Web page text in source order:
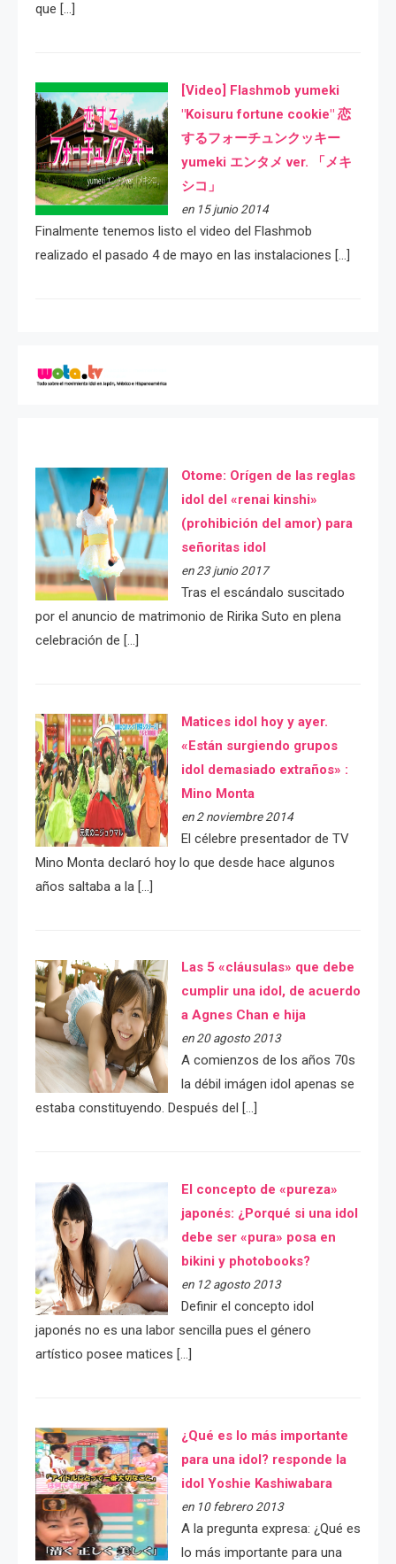
que […]
[Video] Flashmob yumeki
"Koisuru fortune cookie" 恋
するフォーチュンクッキー
yumeki エンタメ ver. 「メキ
シコ」
en 15 junio 2014
Finalmente tenemos listo el video del Flashmob
realizado el pasado 4 de mayo en las instalaciones […]
Otome: Orígen de las reglas
idol del «renai kinshi»
(prohibición del amor) para
señoritas idol
en 23 junio 2017
Tras el escándalo suscitado
por el anuncio de matrimonio de Ririka Suto en plena
celebración de […]
Matices idol hoy y ayer.
«Están surgiendo grupos
idol demasiado extraños» :
Mino Monta
en 2 noviembre 2014
El célebre presentador de TV
Mino Monta declaró hoy lo que desde hace algunos
años saltaba a la […]
Las 5 «cláusulas» que debe
cumplir una idol, de acuerdo
a Agnes Chan e hija
en 20 agosto 2013
A comienzos de los años 70s
la débil imágen idol apenas se
estaba constituyendo. Después del […]
El concepto de «pureza»
japonés: ¿Porqué si una idol
debe ser «pura» posa en
bikini y photobooks?
en 12 agosto 2013
Definir el concepto idol
japonés no es una labor sencilla pues el género
artístico posee matices […]
¿Qué es lo más importante
para una idol? responde la
idol Yoshie Kashiwabara
en 10 febrero 2013
A la pregunta expresa: ¿Qué es
lo más importante para una